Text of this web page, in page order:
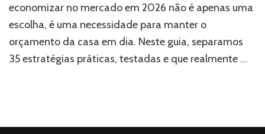
economizar no mercado em 2026 não é apenas uma
escolha, é uma necessidade para manter o
orçamento da casa em dia. Neste guia, separamos
35 estratégias práticas, testadas e que realmente …